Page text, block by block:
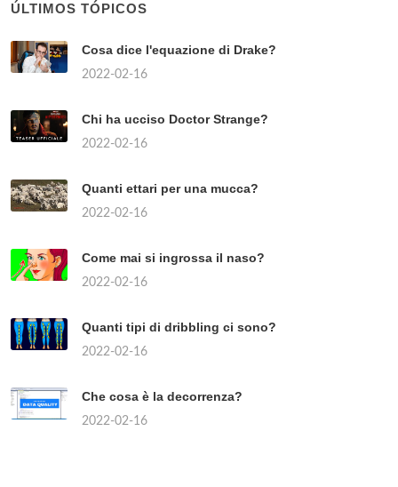
ÚLTIMOS TÓPICOS
Cosa dice l'equazione di Drake?
2022-02-16
Chi ha ucciso Doctor Strange?
2022-02-16
Quanti ettari per una mucca?
2022-02-16
Come mai si ingrossa il naso?
2022-02-16
Quanti tipi di dribbling ci sono?
2022-02-16
Che cosa è la decorrenza?
2022-02-16